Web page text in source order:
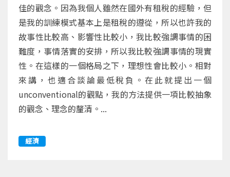
佳的觀念。因為我個人雖然在國外有租稅的經驗，但
是我的訓練模式基本上是租稅的遵從，所以也許我的
故事性比較高、影響性比較小，我比較強調事情的困
難度，事情落實的安排，所以我比較強調事情的現實
性。在這樣的一個格局之下，理想性會比較小。相對
來講，也適合談論最低稅負。在此就提出一個
unconventional的觀點，我的方法提供一項比較抽象
的觀念、理念的釐清。...
經濟